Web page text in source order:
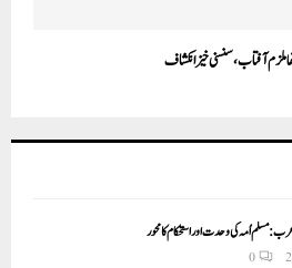
ملزم آفتاب،سنسنی خیز انکشاف
مسلم اُمہ کی وحدت اور استحکام کا محور
0